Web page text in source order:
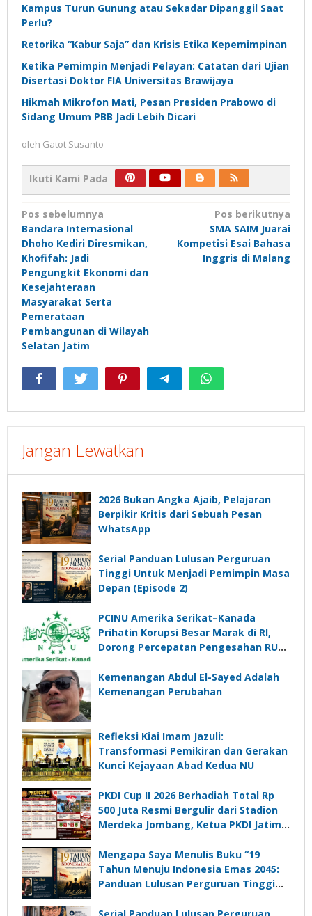
Kampus Turun Gunung atau Sekadar Dipanggil Saat
Perlu?
Retorika “Kabur Saja” dan Krisis Etika Kepemimpinan
Ketika Pemimpin Menjadi Pelayan: Catatan dari Ujian
Disertasi Doktor FIA Universitas Brawijaya
Hikmah Mikrofon Mati, Pesan Presiden Prabowo di
Sidang Umum PBB Jadi Lebih Dicari
oleh Gatot Susanto
Ikuti Kami Pada
Navigasi
pos
Pos sebelumnya
Bandara Internasional
Dhoho Kediri Diresmikan,
Khofifah: Jadi
Pengungkit Ekonomi dan
Kesejahteraan
Masyarakat Serta
Pemerataan
Pembangunan di Wilayah
Selatan Jatim
Pos berikutnya
SMA SAIM Juarai
Kompetisi Esai Bahasa
Inggris di Malang
Jangan Lewatkan
2026 Bukan Angka Ajaib, Pelajaran
Berpikir Kritis dari Sebuah Pesan
WhatsApp
Serial Panduan Lulusan Perguruan
Tinggi Untuk Menjadi Pemimpin Masa
Depan (Episode 2)
PCINU Amerika Serikat–Kanada
Prihatin Korupsi Besar Marak di RI,
Dorong Percepatan Pengesahan RUU
Kemenangan Abdul El-Sayed Adalah
Kemenangan Perubahan
Refleksi Kiai Imam Jazuli:
Transformasi Pemikiran dan Gerakan
Kunci Kejayaan Abad Kedua NU
PKDI Cup II 2026 Berhadiah Total Rp
500 Juta Resmi Bergulir dari Stadion
Merdeka Jombang, Ketua PKDI Jatim:
Komunikasi Kades untuk Memajukan
Desa
Mengapa Saya Menulis Buku “19
Tahun Menuju Indonesia Emas 2045:
Panduan Lulusan Perguruan Tinggi
Depan”?
Serial Panduan Lulusan Perguruan